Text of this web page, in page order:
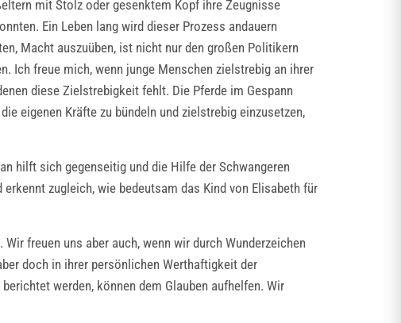
mit Stolz oder gesenktem Kopf ihre Zeugnisse
Ein Leben lang wird dieser Prozess andauern
Macht auszuüben, ist nicht nur den großen Politikern
Ich freue mich, wenn junge Menschen zielstrebig an ihrer
diese Zielstrebigkeit fehlt. Die Pferde im Gespann
eigenen Kräfte zu bündeln und zielstrebig einzusetzen,
hilft sich gegenseitig und die Hilfe der Schwangeren
zugleich, wie bedeutsam das Kind von Elisabeth für
freuen uns aber auch, wenn wir durch Wunderzeichen
doch in ihrer persönlichen Werthaftigkeit der
werden, können dem Glauben aufhelfen. Wir